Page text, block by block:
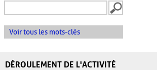
Voir tous les mots-clés
DÉROULEMENT DE L'ACTIVITÉ